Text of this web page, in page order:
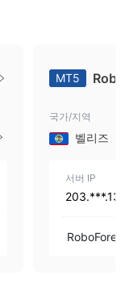
MT5
국가/지역
벨리즈
서버 IP